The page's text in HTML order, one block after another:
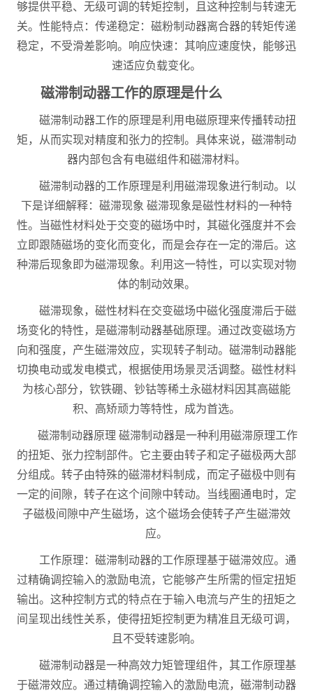
够提供平稳、无级可调的转矩控制，且这种控制与转速无
关。性能特点：传递稳定：磁粉制动器离合器的转矩传递
稳定，不受滑差影响。响应快速：其响应速度快，能够迅
速适应负载变化。
磁滞制动器工作的原理是什么
磁滞制动器工作的原理是利用电磁原理来传播转动扭
矩，从而实现对精度和张力的控制。具体来说，磁滞制动
器内部包含有电磁组件和磁滞材料。
磁滞制动器的工作原理是利用磁滞现象进行制动。以
下是详细解释：磁滞现象 磁滞现象是磁性材料的一种特
性。当磁性材料处于交变的磁场中时，其磁化强度并不会
立即跟随磁场的变化而变化，而是会存在一定的滞后。这
种滞后现象即为磁滞现象。利用这一特性，可以实现对物
体的制动效果。
磁滞现象，磁性材料在交变磁场中磁化强度滞后于磁
场变化的特性，是磁滞制动器基础原理。通过改变磁场方
向和强度，产生磁滞效应，实现转子制动。磁滞制动器能
切换电动或发电模式，根据使用场景灵活调整。磁性材料
为核心部分，钦铁硼、钞钴等稀土永磁材料因其高磁能
积、高矫顽力等特性，成为首选。
磁滞制动器原理 磁滞制动器是一种利用磁滞原理工作
的扭矩、张力控制部件。它主要由转子和定子磁极两大部
分组成。转子由特殊的磁滞材料制成，而定子磁极中则有
一定的间隙，转子在这个间隙中转动。当线圈通电时，定
子磁极间隙中产生磁场，这个磁场会使转子产生磁滞效
应。
工作原理：磁滞制动器的工作原理基于磁滞效应。通
过精确调控输入的激励电流，它能够产生所需的恒定扭矩
输出。这种控制方式的特点在于输入电流与产生的扭矩之
间呈现出线性关系，使得扭矩控制更为精准且无级可调，
且不受转速影响。
磁滞制动器是一种高效力矩管理组件，其工作原理基
于磁滞效应。通过精确调控输入的激励电流，磁滞制动器